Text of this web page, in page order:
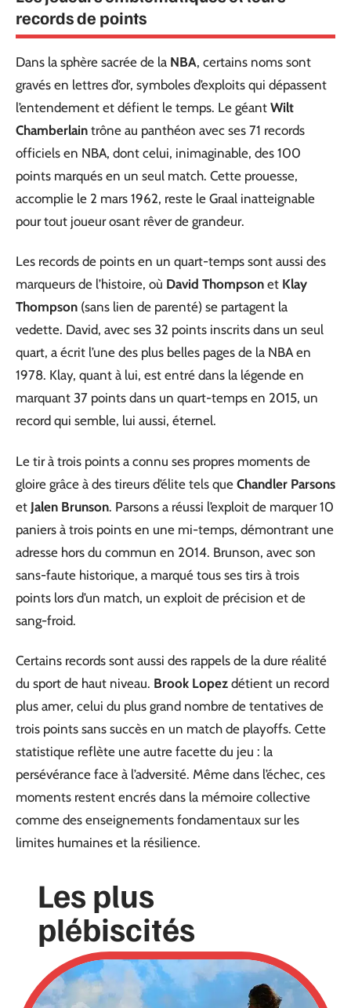
records de points
Dans la sphère sacrée de la NBA, certains noms sont
gravés en lettres d’or, symboles d’exploits qui dépassent
l’entendement et défient le temps. Le géant Wilt
Chamberlain trône au panthéon avec ses 71 records
officiels en NBA, dont celui, inimaginable, des 100
points marqués en un seul match. Cette prouesse,
accomplie le 2 mars 1962, reste le Graal inatteignable
pour tout joueur osant rêver de grandeur.
Les records de points en un quart-temps sont aussi des
marqueurs de l’histoire, où David Thompson et Klay
Thompson (sans lien de parenté) se partagent la
vedette. David, avec ses 32 points inscrits dans un seul
quart, a écrit l’une des plus belles pages de la NBA en
1978. Klay, quant à lui, est entré dans la légende en
marquant 37 points dans un quart-temps en 2015, un
record qui semble, lui aussi, éternel.
Le tir à trois points a connu ses propres moments de
gloire grâce à des tireurs d’élite tels que Chandler Parsons
et Jalen Brunson. Parsons a réussi l’exploit de marquer 10
paniers à trois points en une mi-temps, démontrant une
adresse hors du commun en 2014. Brunson, avec son
sans-faute historique, a marqué tous ses tirs à trois
points lors d’un match, un exploit de précision et de
sang-froid.
Certains records sont aussi des rappels de la dure réalité
du sport de haut niveau. Brook Lopez détient un record
plus amer, celui du plus grand nombre de tentatives de
trois points sans succès en un match de playoffs. Cette
statistique reflète une autre facette du jeu : la
persévérance face à l’adversité. Même dans l’échec, ces
moments restent encrés dans la mémoire collective
comme des enseignements fondamentaux sur les
limites humaines et la résilience.
Les plus
plébiscités